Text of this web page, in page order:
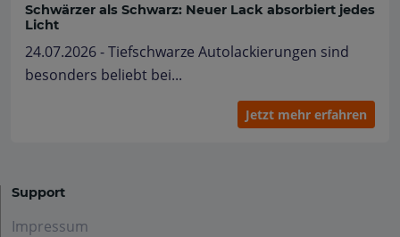
Schwärzer als Schwarz: Neuer Lack absorbiert jedes
Licht
24.07.2026 - Tiefschwarze Autolackierungen sind
besonders beliebt bei...
Jetzt mehr erfahren
Support
Impressum